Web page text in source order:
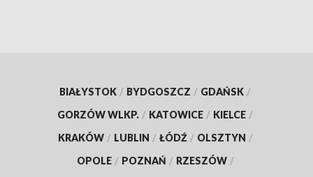
BIAŁYSTOK / BYDGOSZCZ / GDAŃSK /
GORZÓW WLKP. / KATOWICE / KIELCE /
KRAKÓW / LUBLIN / ŁÓDŹ / OLSZTYN /
OPOLE / POZNAŃ / RZESZÓW /